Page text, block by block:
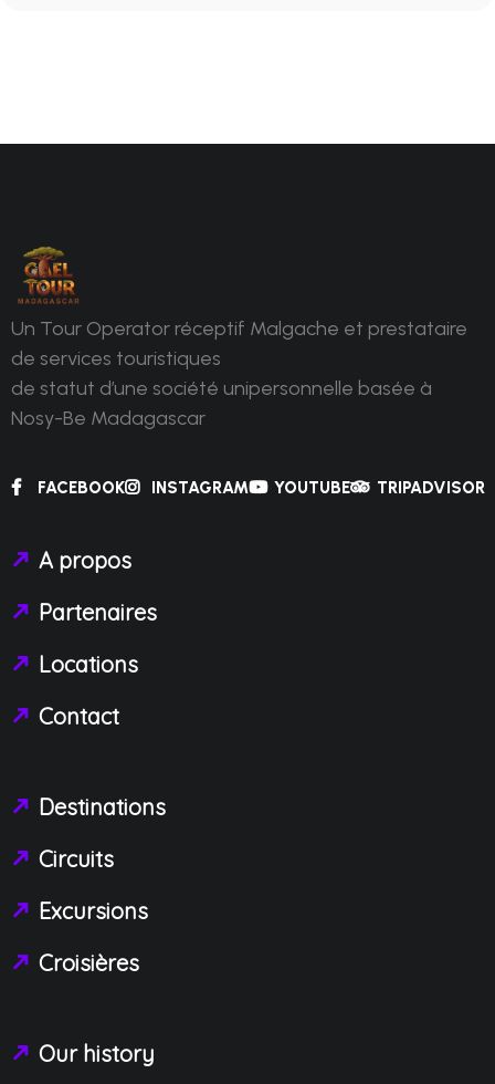
Un Tour Operator réceptif Malgache et prestataire
de services touristiques
de statut d’une société unipersonnelle basée à
Nosy-Be Madagascar
FACEBOOK INSTAGRAM YOUTUBE TRIPADVISOR
A propos
Partenaires
Locations
Contact
Destinations
Circuits
Excursions
Croisières
Our history